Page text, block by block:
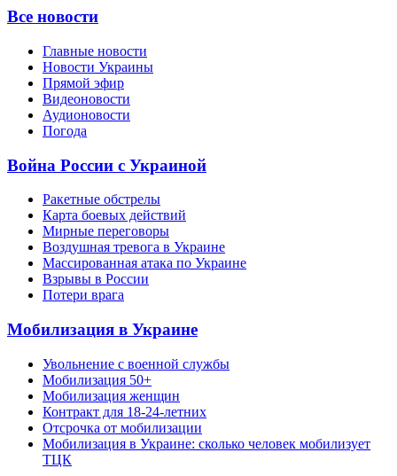
Все новости
Главные новости
Новости Украины
Прямой эфир
Видеоновости
Аудионовости
Погода
Война России с Украиной
Ракетные обстрелы
Карта боевых действий
Мирные переговоры
Воздушная тревога в Украине
Массированная атака по Украине
Взрывы в России
Потери врага
Мобилизация в Украине
Увольнение с военной службы
Мобилизация 50+
Мобилизация женщин
Контракт для 18-24-летних
Отсрочка от мобилизации
Мобилизация в Украине: сколько человек мобилизует
ТЦК